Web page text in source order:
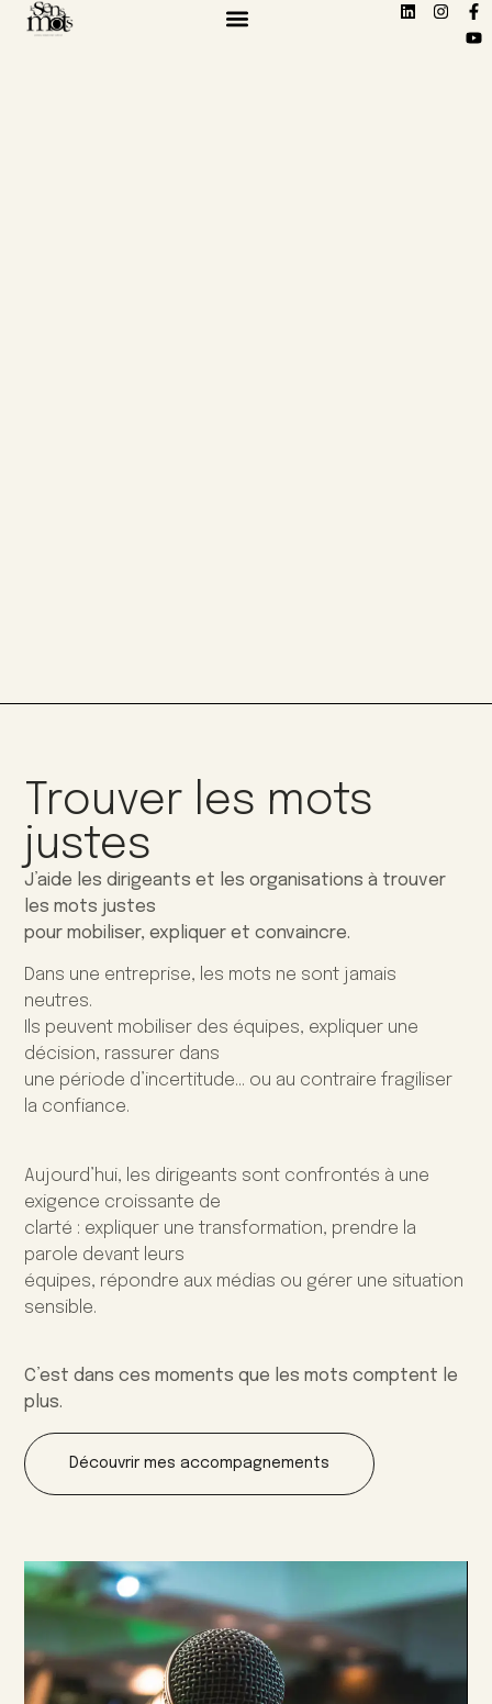
Trouver les mots
justes
J’aide les dirigeants et les organisations à trouver
les mots justes
pour mobiliser, expliquer et convaincre.
Dans une entreprise, les mots ne sont jamais
neutres.
Ils peuvent mobiliser des équipes, expliquer une
décision, rassurer dans
une période d’incertitude… ou au contraire fragiliser
la confiance.
Aujourd’hui, les dirigeants sont confrontés à une
exigence croissante de
clarté : expliquer une transformation, prendre la
parole devant leurs
équipes, répondre aux médias ou gérer une situation
sensible.
C’est dans ces moments que les mots comptent le
plus.
Découvrir mes accompagnements